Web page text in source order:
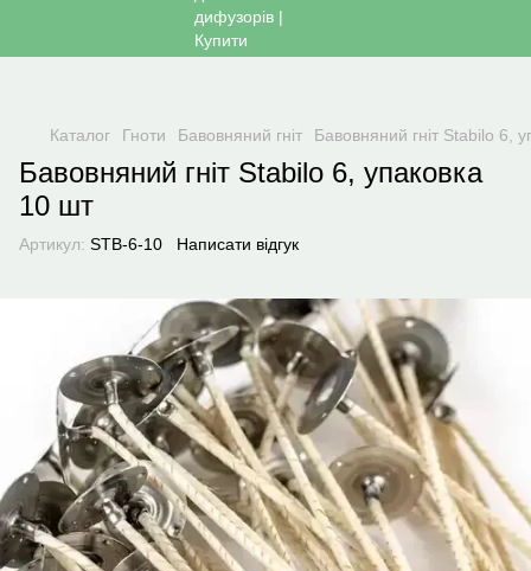
Каталог Гноти Бавовняний гніт Бавовняний гніт Stabilo 6,
Бавовняний гніт Stabilo 6, упаковка
10 шт
Артикул: STB-6-10 Написати відгук